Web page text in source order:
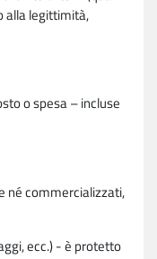
alla legittimità,
o spesa – incluse
né commercializzati,
ecc.) - è protetto